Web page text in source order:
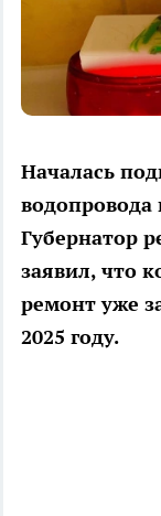
Началась
водопровода
Губернатор
заявил, что
ремонт уже
2025 году.